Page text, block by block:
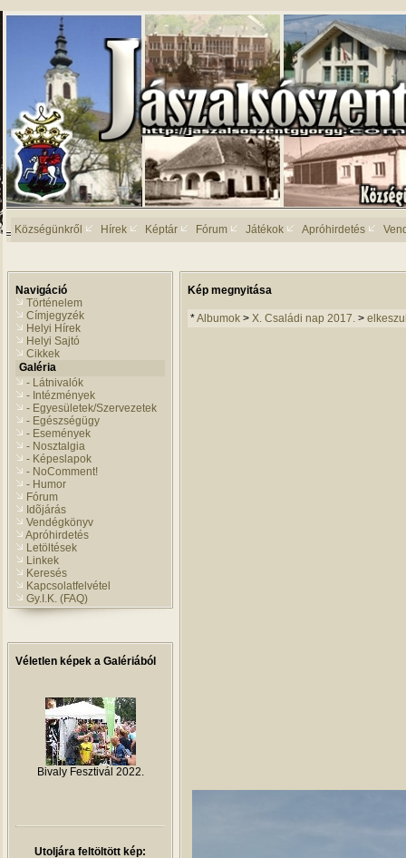
Községünkről Hírek Képtár Fórum Játékok Apróhirdetés
Navigáció
Történelem
Címjegyzék
Helyi Hírek
Helyi Sajtó
Cikkek
Galéria
- Látnivalók
- Intézmények
- Egyesületek/Szervezetek
- Egészségügy
- Események
- Nosztalgia
- Képeslapok
- NoComment!
- Humor
Fórum
Idõjárás
Vendégkönyv
Apróhirdetés
Letöltések
Linkek
Keresés
Kapcsolatfelvétel
Gy.I.K. (FAQ)
Véletlen képek a Galériából
Bivaly Fesztivál 2022.
Utoljára feltöltött kép:
Kép megnyitása
*Albumok > X. Családi nap 2017. >